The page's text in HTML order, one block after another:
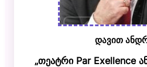
დავით
„თეატრი Par